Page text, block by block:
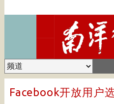
Facebook开放用户